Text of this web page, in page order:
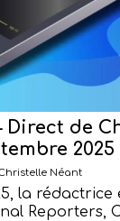
Direct de
2025
Néant
la rédactrice
Reporters,